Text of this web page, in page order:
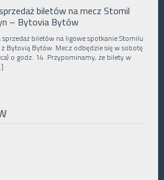
biletów na mecz Stomil
– Bytovia Bytów
sprzedaż biletów na ligowe spotkanie Stomilu
Bytovią Bytów. Mecz odbędzie się w sobotę
o godz. 14. Przypominamy, że bilety w